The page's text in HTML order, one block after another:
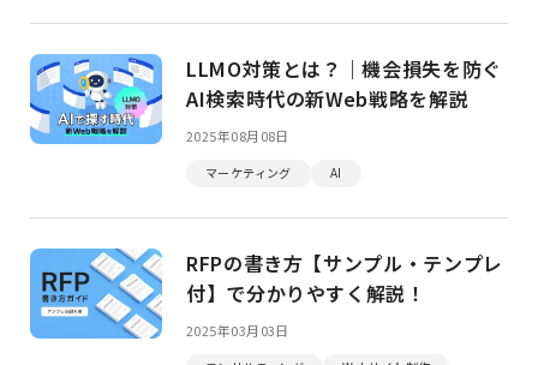
LLMO対策とは？｜機会損失を防ぐ
AI検索時代の新Web戦略を解説
2025年08月08日
マーケティング AI
RFPの書き方【サンプル・テンプレ
付】で分かりやすく解説！
2025年03月03日